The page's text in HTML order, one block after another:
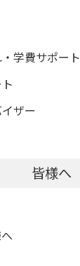
学費サポート
ザー
皆様へ